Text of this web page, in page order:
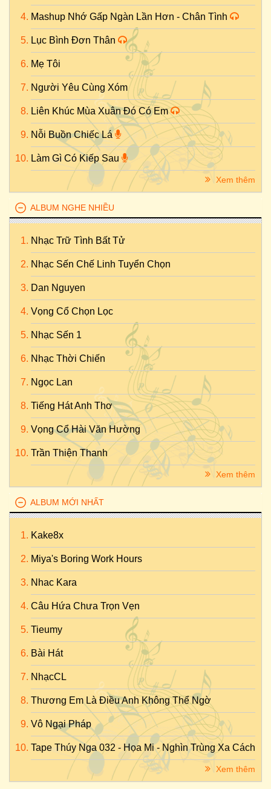
Mashup Nhớ Gấp Ngàn Lần Hơn - Chân Tình
Lục Bình Đơn Thân
Mẹ Tôi
Người Yêu Cùng Xóm
Liên Khúc Mùa Xuân Đó Có Em
Nỗi Buồn Chiếc Lá
Làm Gì Có Kiếp Sau
Xem thêm
ALBUM NGHE NHIỀU
Nhạc Trữ Tình Bất Tử
Nhạc Sến Chế Linh Tuyển Chọn
Dan Nguyen
Vọng Cổ Chọn Lọc
Nhạc Sến 1
Nhạc Thời Chiến
Ngọc Lan
Tiếng Hát Anh Thơ
Vọng Cổ Hài Văn Hường
Trần Thiện Thanh
Xem thêm
ALBUM MỚI NHẤT
Kake8x
Miya's Boring Work Hours
Nhac Kara
Câu Hứa Chưa Trọn Vẹn
Tieumy
Bài Hát
NhạcCL
Thương Em Là Điều Anh Không Thể Ngờ
Vô Ngại Pháp
Tape Thúy Nga 032 - Họa Mi - Nghìn Trùng Xa Cách
Xem thêm